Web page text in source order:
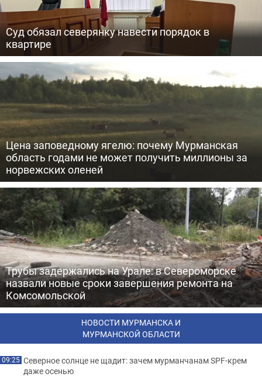
Суд обязал северянку навести порядок в
квартире
Цена заповедному ягелю: почему Мурманская
область годами не может получить миллионы за
норвежских оленей
Трубы задержались на Урале: в Североморске
назвали новые сроки завершения ремонта на
Комсомольской
НОВОСТИ МУРМАНСКА И
МУРМАНСКОЙ ОБЛАСТИ
09:25 Северное солнце не щадит: зачем мурманчанам SPF-крем
даже осенью